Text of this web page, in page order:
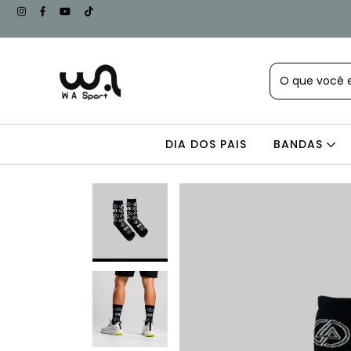
DIA DOS PAIS BANDAS